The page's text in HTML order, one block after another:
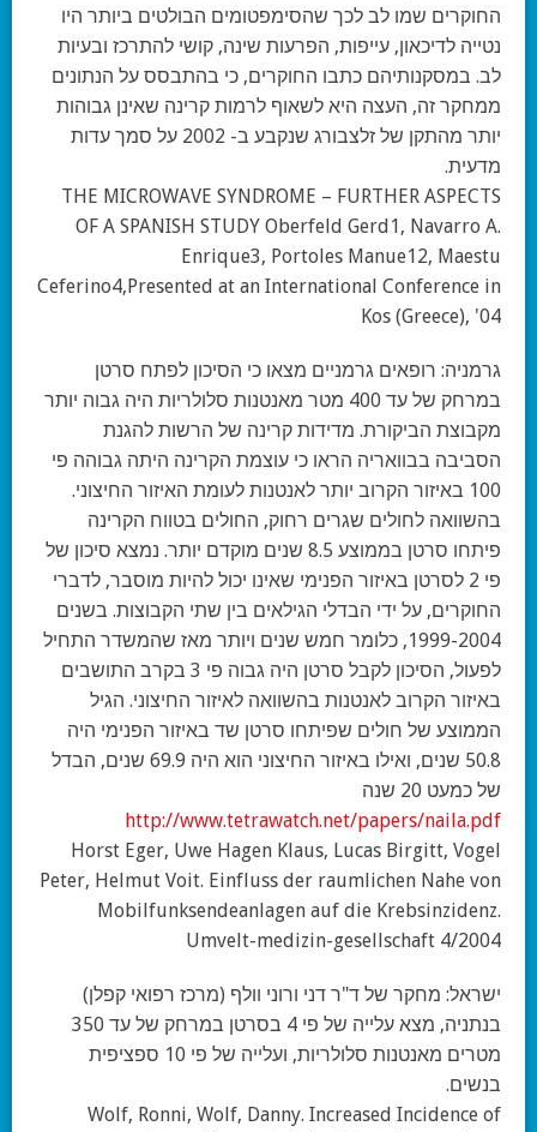
החוקרים שמו לב לכך שהסימפטומים הבולטים ביותר היו
נטייה לדיכאון, עייפות, הפרעות שינה, קושי להתרכז ובעיות
לב. במסקנותיהם כתבו החוקרים, כי בהתבסס על הנתונים
ממחקר זה, העצה היא לשאוף לרמות קרינה שאינן גבוהות
יותר מהתקן של זלצבורג שנקבע ב- 2002 על סמך עדות
מדעית.
THE MICROWAVE SYNDROME – FURTHER ASPECTS
OF A SPANISH STUDY Oberfeld Gerd1, Navarro A.
Enrique3, Portoles Manue12, Maestu
Ceferino4,Presented at an International Conference in
Kos (Greece), '04
גרמניה: רופאים גרמניים מצאו כי הסיכון לפתח סרטן
במרחק של עד 400 מטר מאנטנות סלולריות היה גבוה יותר
מקבוצת הביקורת. מדידות קרינה של הרשות להגנת
הסביבה בבוואריה הראו כי עוצמת הקרינה היתה גבוהה פי
100 באיזור הקרוב יותר לאנטנות לעומת האיזור החיצוני.
בהשוואה לחולים שגרים רחוק, החולים בטווח הקרינה
פיתחו סרטן בממוצע 8.5 שנים מוקדם יותר. נמצא סיכון של
פי 2 לסרטן באיזור הפנימי שאינו יכול להיות מוסבר, לדברי
החוקרים, על ידי הבדלי הגילאים בין שתי הקבוצות. בשנים
1999-2004, כלומר חמש שנים ויותר מאז שהמשדר התחיל
לפעול, הסיכון לקבל סרטן היה גבוה פי 3 בקרב התושבים
באיזור הקרוב לאנטנות בהשוואה לאיזור החיצוני. הגיל
הממוצע של חולים שפיתחו סרטן שד באיזור הפנימי היה
50.8 שנים, ואילו באיזור החיצוני הוא היה 69.9 שנים, הבדל
של כמעט 20 שנה
http://www.tetrawatch.net/papers/naila.pdf
Horst Eger, Uwe Hagen Klaus, Lucas Birgitt, Vogel
Peter, Helmut Voit. Einfluss der raumlichen Nahe von
Mobilfunksendeanlagen auf die Krebsinzidenz.
Umvelt-medizin-gesellschaft 4/2004
ישראל: מחקר של ד"ר דני ורוני וולף (מרכז רפואי קפלן)
בנתניה, מצא עלייה של פי 4 בסרטן במרחק של עד 350
מטרים מאנטנות סלולריות, ועלייה של פי 10 ספציפית
בנשים.
Wolf, Ronni, Wolf, Danny. Increased Incidence of